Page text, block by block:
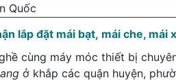
Quốc
lắp đặt mái bạt, mái che, mái
cùng máy móc thiết bị
ở khắp các quận huyện,